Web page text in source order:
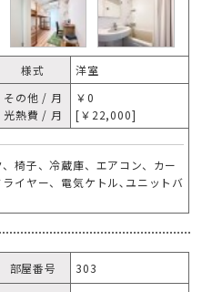
様式
洋室
その他 / 月
光熱費 / 月
￥0
[￥22,000]
椅子、冷蔵庫、エアコン、カー
イヤー、電気ケトル､ユニットバ
部屋番号
303